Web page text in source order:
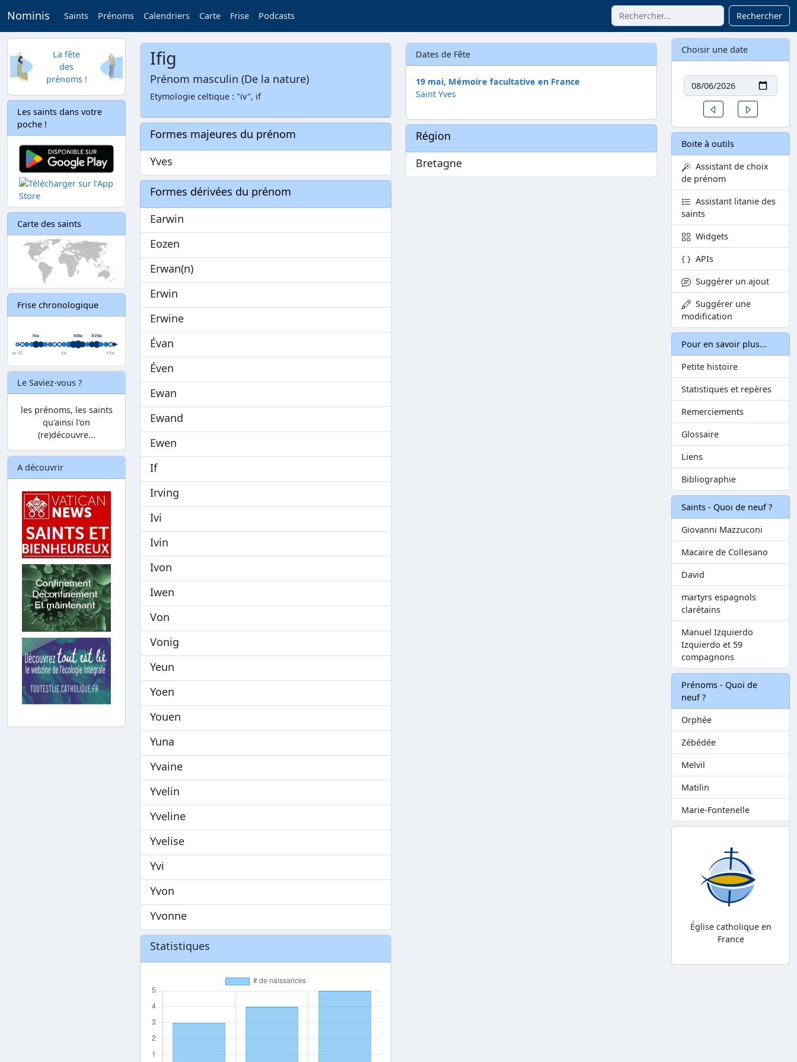
Nominis Saints Prénoms Calendriers Carte Frise Podcasts Rechercher
La fête
des
prénoms !
Les saints dans votre
poche !
Carte des saints
Frise chronologique
Le Saviez-vous ?
les prénoms, les saints
qu'ainsi l'on
(re)découvre...
A découvrir
Ifig
Prénom masculin (De la nature)
Etymologie celtique : "iv", if
Formes majeures du prénom
Yves
Formes dérivées du prénom
Earwin
Eozen
Erwan(n)
Erwin
Erwine
Évan
Éven
Ewan
Ewand
Ewen
If
Irving
Ivi
Ivin
Ivon
Iwen
Von
Vonig
Yeun
Yoen
Youen
Yuna
Yvaine
Yvelin
Yveline
Yvelise
Yvi
Yvon
Yvonne
Statistiques
Dates de Fête
19 mai, Mémoire facultative en France
Saint Yves
Région
Bretagne
Choisir une date
Date
Un jour avant
Boite à outils
Assistant de choix
de prénom
Assistant litanie des
saints
Widgets
APIs
Suggérer un ajout
Suggérer une
modification
Pour en savoir plus...
Petite histoire
Statistiques et repères
Remerciements
Glossaire
Liens
Bibliographie
Saints - Quoi de neuf ?
Giovanni Mazzuconi
Macaire de Collesano
David
martyrs espagnols
clarétains
Manuel Izquierdo
Izquierdo et 59
compagnons
Prénoms - Quoi de
neuf ?
Orphée
Zébédée
Melvil
Matilin
Marie-Fontenelle
Église catholique en
France